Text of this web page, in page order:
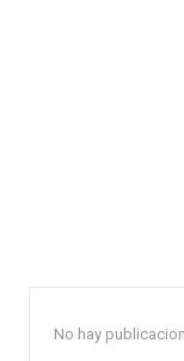
No hay